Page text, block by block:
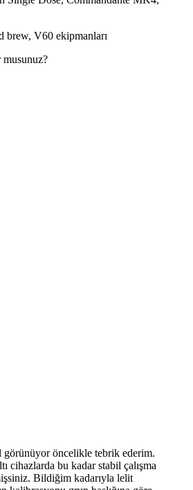
brew, V60 ekipmanları
musunuz?
görünüyor öncelikle tebrik ederim.
cihazlarda bu kadar stabil çalışma
Bildiğim kadarıyla lelit